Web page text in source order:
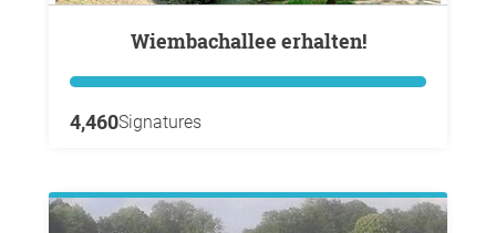
Wiembachallee erhalten!
4,460Signatures